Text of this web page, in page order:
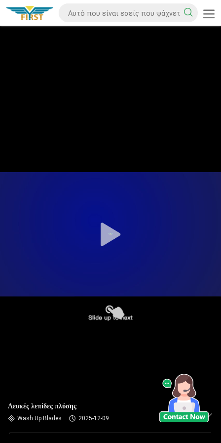
Λευκές λεπίδες πλύσης
Wash Up Blades 2025-12-09